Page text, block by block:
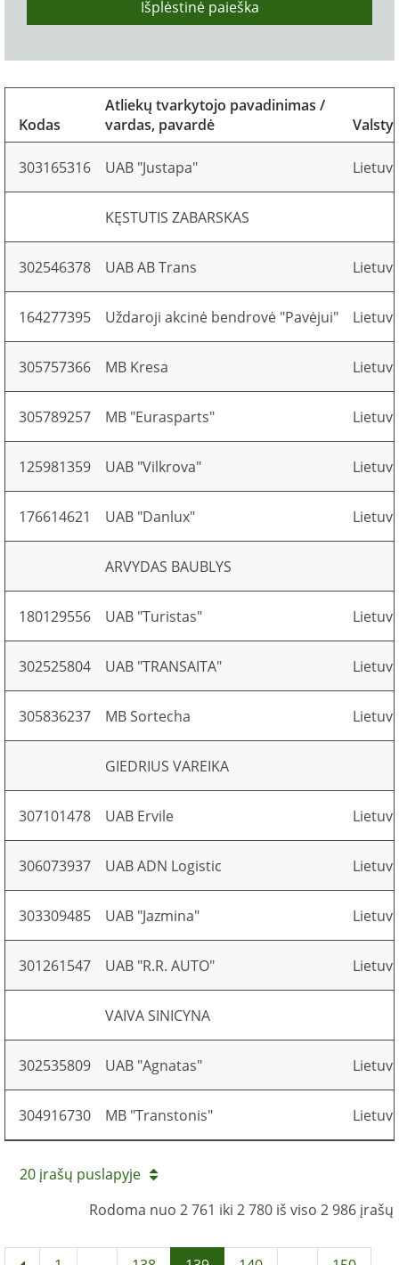
Išplėstinė paieška
Kodas
Atliekų tvarkytojo pavadinimas /
vardas, pavardė
303165316 UAB "Justapa"
KĘSTUTIS ZABARSKAS
302546378 UAB AB Trans
164277395 Uždaroji akcinė bendrovė "Pavėjui"
305757366 MB Kresa
305789257 MB "Eurasparts"
125981359 UAB "Vilkrova"
176614621 UAB "Danlux"
ARVYDAS BAUBLYS
180129556 UAB "Turistas"
302525804 UAB "TRANSAITA"
305836237 MB Sortecha
GIEDRIUS VAREIKA
307101478 UAB Ervile
306073937 UAB ADN Logistic
303309485 UAB "Jazmina"
301261547 UAB "R.R. AUTO"
VAIVA SINICYNA
302535809 UAB "Agnatas"
304916730 MB "Transtonis"
20 įrašų puslapyje
Rodoma nuo 2 761 iki 2 780 iš viso 2 986 įrašų